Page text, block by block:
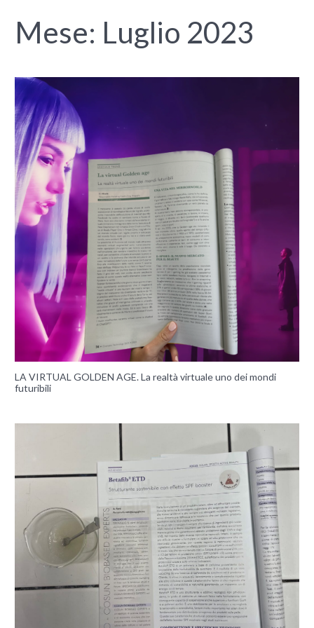
Mese: Luglio 2023
LA VIRTUAL GOLDEN AGE. La realtà virtuale uno dei mondi
futuribili